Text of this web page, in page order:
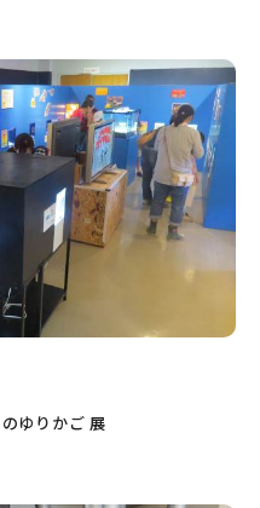
ゆりかご 展